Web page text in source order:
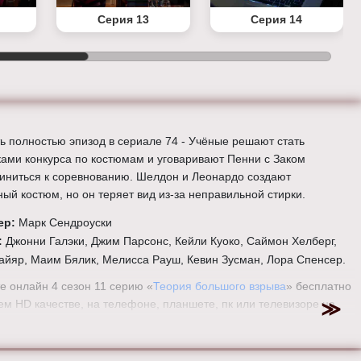
Серия 13 Серия 14
полностью эпизод в сериале 74 - Учёные решают стать
конкурса по костюмам и уговаривают Пенни с Заком
к соревнованию. Шелдон и Леонардо создают
костюм, но он теряет вид из-за неправильной стирки.
Марк Сендроуски
Джонни Галэки, Джим Парсонс, Кейли Куоко, Саймон Хелберг,
Маим Бялик, Мелисса Рауш, Кевин Зусман, Лора Спенсер.
онлайн 4 сезон 11 серию «Теория большого взрыва» бесплатно
HD качестве, на телефоне, планшете, пк или телевизоре на